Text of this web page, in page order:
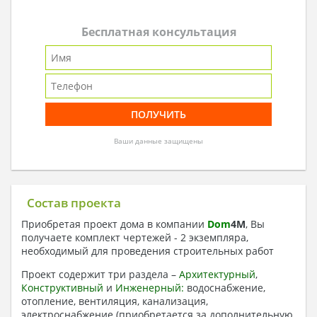
Бесплатная консультация
Ваши данные защищены
Состав проекта
Приобретая проект дома в компании Dom4M, Вы
получаете комплект чертежей - 2 экземпляра,
необходимый для проведения строительных работ
Проект содержит три раздела – Архитектурный,
Конструктивный и Инженерный: водоснабжение,
отопление, вентиляция, канализация,